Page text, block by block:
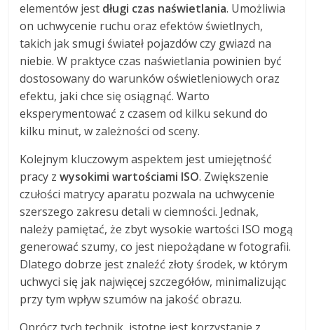
elementów jest długi czas naświetlania. Umożliwia
on uchwycenie ruchu oraz efektów świetlnych,
takich jak smugi świateł pojazdów czy gwiazd na
niebie. W praktyce czas naświetlania powinien być
dostosowany do warunków oświetleniowych oraz
efektu, jaki chce się osiągnąć. Warto
eksperymentować z czasem od kilku sekund do
kilku minut, w zależności od sceny.
Kolejnym kluczowym aspektem jest umiejętność
pracy zwysokimi wartościami ISO. Zwiększenie
czułości matrycy aparatu pozwala na uchwycenie
szerszego zakresu detali w ciemności. Jednak,
należy pamiętać, że zbyt wysokie wartości ISO mogą
generować szumy, co jest niepożądane w fotografii.
Dlatego dobrze jest znaleźć złoty środek, w którym
uchwyci się jak najwięcej szczegółów, minimalizując
przy tym wpływ szumów na jakość obrazu.